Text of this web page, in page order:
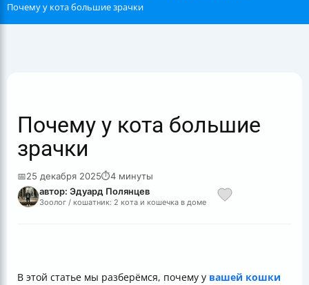
Почему у кота большие зрачки
Почему у кота большие
зрачки
📅25 декабря 2025⏱4 минуты
автор: Эдуард Полянцев
Зоолог / кошатник: 2 кота и кошечка в доме
В этой статье мы разберёмся, почему у вашей кошки